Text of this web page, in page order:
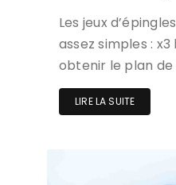
Les jeux
assez simples :
obtenir le plan
LIRE LA SUITE